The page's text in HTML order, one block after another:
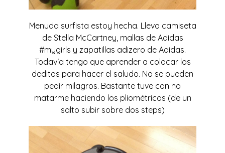
Menuda surfista estoy hecha. Llevo camiseta
de Stella McCartney, mallas de Adidas
#mygirls y zapatillas adizero de Adidas.
Todavía tengo que aprender a colocar los
deditos para hacer el saludo. No se pueden
pedir milagros. Bastante tuve con no
matarme haciendo los pliométricos (de un
salto subir sobre dos steps)